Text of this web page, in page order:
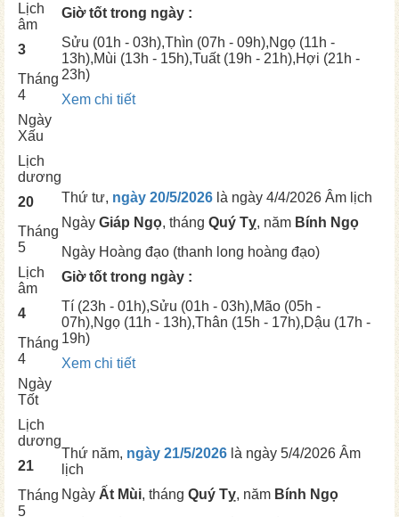
Lịch
âm
3
Tháng
4
Ngày
Xấu
Giờ tốt trong ngày :
Sửu (01h - 03h),Thìn (07h - 09h),Ngọ (11h -
13h),Mùi (13h - 15h),Tuất(19h - 21h),Hợi (21h -
23h)
Xem chi tiết
Lịch
dương
20
Tháng
5
Lịch
âm
4
Tháng
4
Ngày
Tốt
Thứ tư, ngày 20/5/2026 là ngày 4/4/2026 Âm lịch
Ngày Giáp Ngọ, tháng Quý Tỵ, năm Bính Ngọ
Ngày Hoàng đạo (thanh long hoàng đạo)
Giờ tốt trong ngày :
Tí (23h - 01h),Sửu (01h - 03h),Mão (05h -
07h),Ngọ (11h - 13h),Thân (15h - 17h),Dậu (17h -
19h)
Xem chi tiết
Lịch
dương
21
Tháng
5
Thứ năm, ngày 21/5/2026 là ngày 5/4/2026 Âm
lịch
Ngày Ất Mùi, tháng Quý Tỵ, năm Bính Ngọ